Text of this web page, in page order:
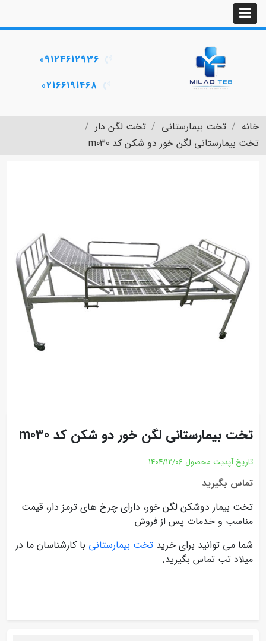
09124612936
02166191468
خانه تخت بیمارستانی
تخت لگن دار
تخت بیمارستانی لگن خور دو شکن کد m030
تخت بیمارستانی لگن خور دو شکن کد m030
تاریخ آپدیت محصول 1404/12/06
تماس بگیرید
تخت بیمار دوشکن لگن خور، دارای چرخ های ترمز دار، قیمت
مناسب و خدمات پس از فروش
شما می توانید برای خرید تخت بیمارستانی با کارشناسان ما در
میلاد تب تماس بگیرید.